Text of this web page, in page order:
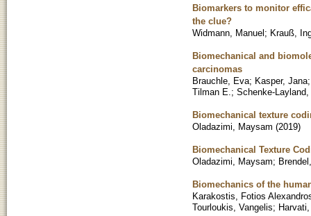
Biomarkers to monitor
the clue?
Widmann, Manuel; Krauß,
Biomechanical and
carcinomas
Brauchle, Eva; Kasper, Jana
Tilman E. ; Schenke-
Biomechanical texture
Oladazimi, Maysam (2019)
Biomechanical Texture
Oladazimi, Maysam;
Biomechanics of the
Karakostis, Fotios
Tourloukis, Vangelis;